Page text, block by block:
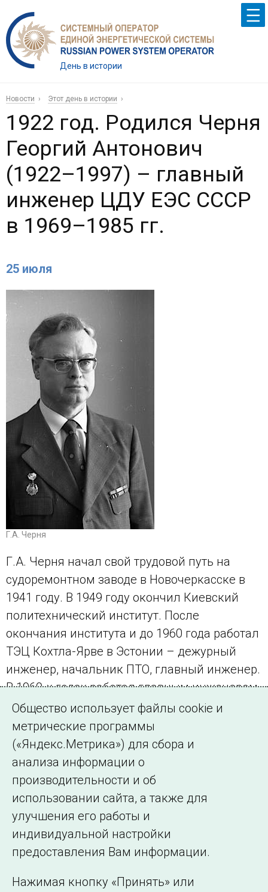
День в истории
Новости Этот день в истории
1922 год. Родился Черня
Георгий Антонович
(1922–1997) – главный
инженер ЦДУ ЕЭС СССР
в 1969–1985 гг.
25 июля
Г.А. Черня
Г.А. Черня начал свой трудовой путь на
судоремонтном заводе в Новочеркасске в
1941 году. В 1949 году окончил Киевский
политехнический институт. После
окончания института и до 1960 года работал
ТЭЦ Кохтла-Ярве в Эстонии – дежурный
инженер, начальник ПТО, главный инженер.
В 1960-х годах работал главным инженером
сначала Молдглавэнерго, потом –
Главтехстройпроекта. С 1968 по 1985 год –
главный инженер ЦДУ ЕЭС.
← Все публикации
©2005–2026 АО «СО ЕЭС»
Филиалы и
представительства
Общество использует файлы cookie и
метрические программы
(«Яндекс.Метрика») для сбора и
анализа информации о
производительности и об
использовании сайта, а также для
улучшения его работы и
индивидуальной настройки
предоставления Вам информации.
Нажимая кнопку «Принять» или